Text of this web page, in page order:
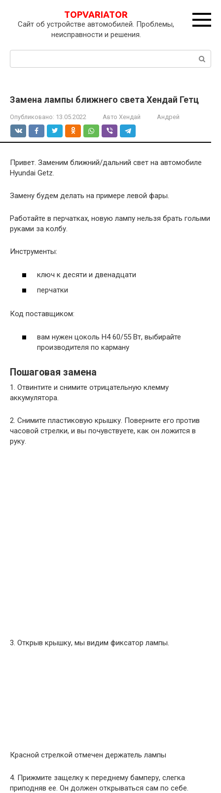
контенту
TOPVARIATOR
Сайт об устройстве автомобилей. Проблемы,
неисправности и решения.
Поиск:
Замена лампы ближнего света Хендай Гетц
Опубликовано: 13.05.2022 Авто Хендай Андрей
Привет. Заменим ближний/дальний свет на автомобиле
Hyundai Getz.
Замену будем делать на примере левой фары.
Работайте в перчатках, новую лампу нельзя брать голыми
руками за колбу.
Инструменты:
ключ к десяти и двенадцати
перчатки
Код поставщиком:
вам нужен цоколь H4 60/55 Вт, выбирайте
производителя по карману
Пошаговая замена
1. Отвинтите и снимите отрицательную клемму
аккумулятора.
2. Снимите пластиковую крышку. Поверните его против
часовой стрелки, и вы почувствуете, как он ложится в
руку.
3. Открыв крышку, мы видим фиксатор лампы.
Красной стрелкой отмечен держатель лампы
4. Прижмите защелку к переднему бамперу, слегка
приподняв ее. Он должен открываться сам по себе.